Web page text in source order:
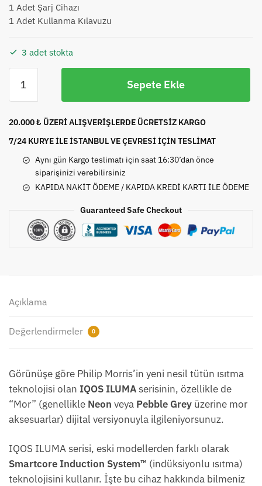
1 Adet Şarj Cihazı
1 Adet Kullanma Kılavuzu
3 adet stokta
ILUMA
adet
Sepete Ekle
20.000 ₺ ÜZERİ ALIŞVERİŞLERDE ÜCRETSİZ KARGO
7/24 KURYE İLE İSTANBUL VE ÇEVRESİ İÇİN TESLİMAT
Aynı gün Kargo teslimatı için saat 16:30’dan önce
siparişinizi verebilirsiniz
KAPIDA NAKİT ÖDEME / KAPIDA KREDİ KARTI İLE ÖDEME
Guaranteed Safe Checkout
Açıklama
Değerlendirmeler 0
Görünüşe göre Philip Morris’in yeni nesil tütün ısıtma
teknolojisi olan IQOS ILUMAserisinin, özellikle de
“Mor” (genellikle Neon veya Pebble Grey üzerine mor
aksesuarlar) dijital versiyonuyla ilgileniyorsunuz.
IQOS ILUMA serisi, eski modellerden farklı olarak
Smartcore Induction System™ (indüksiyonlu ısıtma)
teknolojisini kullanır. İşte bu cihaz hakkında bilmeniz